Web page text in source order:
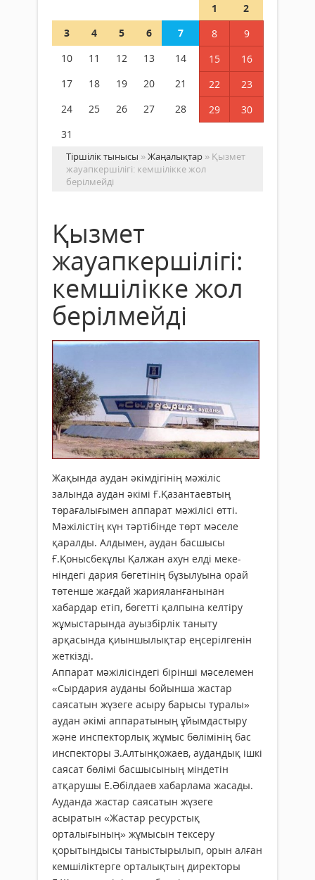
1
2
3
4 5 6 7 8
9
10
11 12 13 14 15
16
17
18 19 20 21 22
23
24
25 26 27 28 29
30
31
Тіршілік тынысы »Жаңалықтар » Қызмет
жауапкершілігі: кемшілікке жол
берілмейді
Қызмет
жауапкершілігі:
кемшілікке жол
берілмейді
Жақында аудан әкімдігінің мәжіліс
залында аудан әкімі Ғ.Қазантаевтың
төрағалығымен аппарат мәжілісі өтті.
Мәжілістің күн тәртібінде төрт мәселе
қаралды. Алдымен, аудан басшысы
Ғ.Қонысбекұлы Қалжан ахун елді меке­
ніндегі дария бөгетінің бұзылуына орай
төтенше жағдай жарияланғанынан
хабардар етіп, бөгетті қалпына келтіру
жұмыс­тарында ауызбірлік таныту
арқасында қиыншылықтар еңсерілгенін
жеткізді.
Аппарат мәжілісіндегі бірінші мәселемен
«Сырдария ауданы бойынша жастар
саясатын жүзеге асыру барысы туралы»
аудан әкімі аппаратының ұйымдастыру
және инспекторлық жұмыс бөлімінің бас
инспекторы З.Алтынқожаев, аудандық ішкі
саясат бөлімі басшысының міндетін
атқарушы Е.Әбілдаев хабарлама жасады.
Ауданда жастар саясатын жүзеге
асыратын «Жастар ресурстық
орталығының» жұмысын тексеру
қорытындысы таныстырылып, орын алған
кемшіліктерге орталықтың директоры